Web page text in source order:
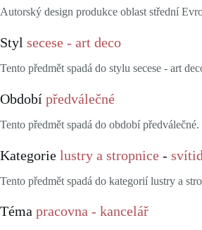
Autorský design produkce oblast střední
Styl secese - art deco
Tento předmět spadá do stylu secese - art
Období předválečné
Tento předmět spadá do období předválečné.
Kategorie lustry a stropnice -
Tento předmět spadá do kategorií lustry a
Téma pracovna - kancelář